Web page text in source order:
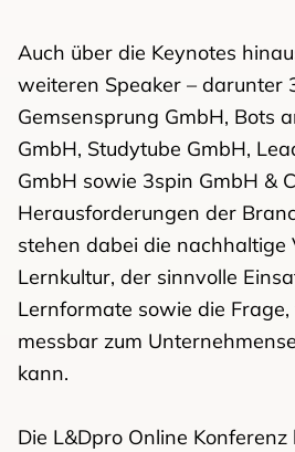
Auch über die Keynotes
weiteren Speaker – darunter
Gemsensprung GmbH, Bots
GmbH, Studytube GmbH,
GmbH sowie 3spin GmbH &
Herausforderungen der
stehen dabei die nachhaltige
Lernkultur, der sinnvolle
Lernformate sowie die
messbar zum
kann.
Die L&Dpro Online